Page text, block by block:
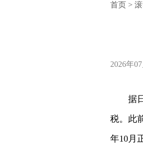
首页 >
2026年
据
税。此
年10月